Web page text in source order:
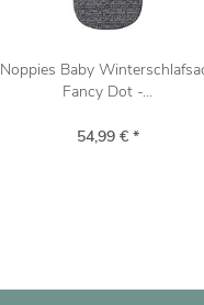
Noppies Baby
Fancy Dot -...
54,99 € *